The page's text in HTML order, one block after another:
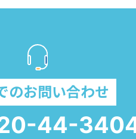
のお問い合わせ
44-